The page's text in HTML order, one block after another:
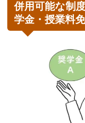
併用可能な制
学金・授業料